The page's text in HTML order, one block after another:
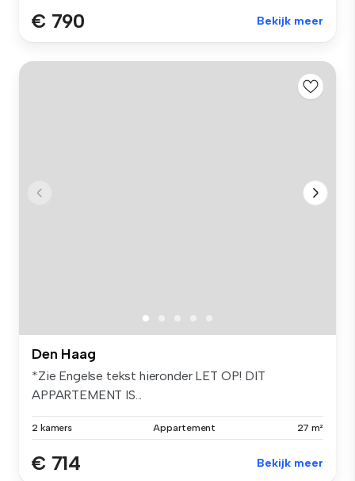
€ 790 Bekijk meer
Den Haag
*Zie Engelse tekst hieronder LET OP! DIT
APPARTEMENT IS...
2 kamers Appartement 27 m²
€ 714 Bekijk meer